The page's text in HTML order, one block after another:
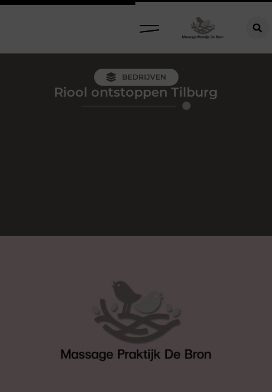
BEDRIJVEN
Riool ontstoppen Tilburg